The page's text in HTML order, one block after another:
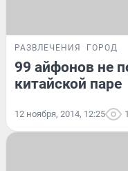
РАЗВЛЕЧЕНИЯ ГОРОД
99 айфонов не
китайской паре
12 ноября, 2014, 12:25